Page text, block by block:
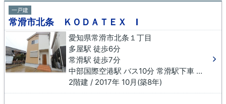
一戸建
常滑市北条 ＫＯＤＡＴＥＸ Ⅰ
愛知県常滑市北条１丁目
多屋駅 徒歩6分
常滑駅 徒歩7分
中部国際空港駅 バス10分 常滑駅下車 徒歩10分
2階建 / 2017年 10月(築8年)